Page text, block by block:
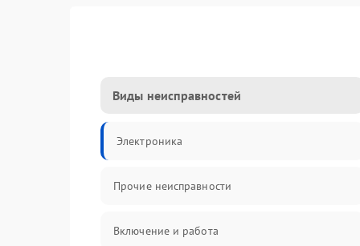
Виды неисправностей
Электроника
Прочие неисправности
Включение и работа